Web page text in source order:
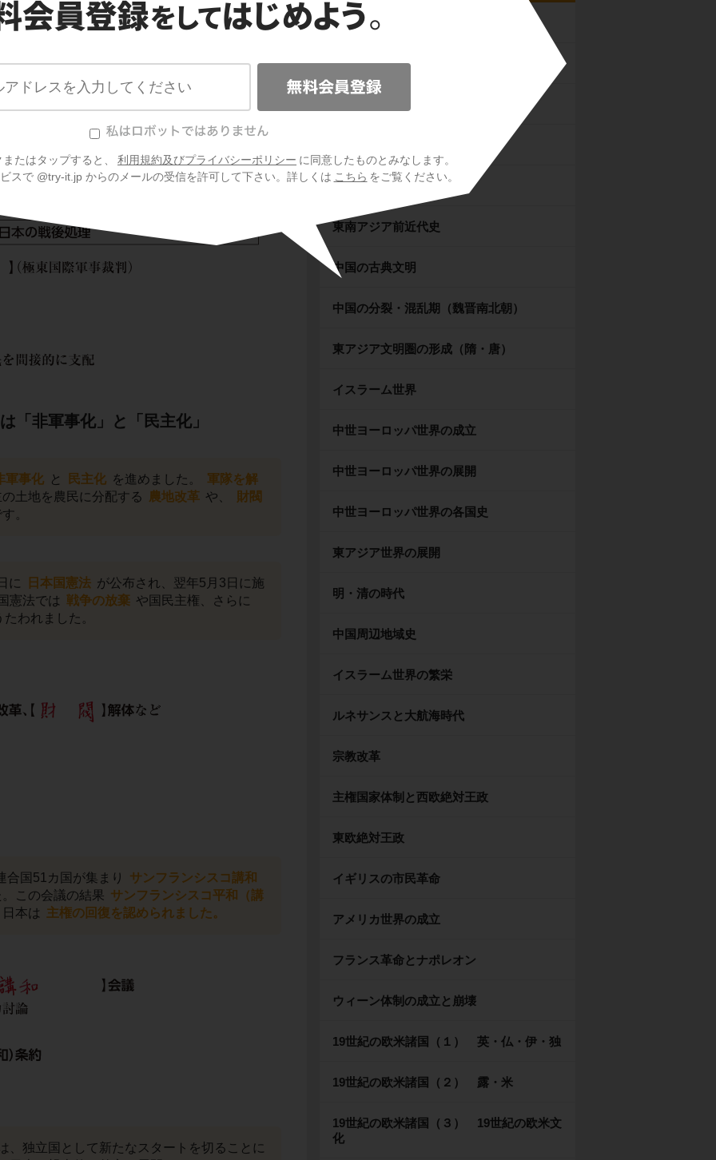
たはタップすると、 利用規約及びプライバシーポリシー に同意したものとみなします。
スで @try-it.jp からのメールの受信を許可して下さい。詳しくは こちら をご覧ください。
連合国軍総司令部（GHQ）によって占領され
・英・仏・ソの４カ国による 直接統治 が行
アメリカ１国
「非軍事化」と「民主化」
軍事化 と 民主化 を進めました。
軍隊を解
土地を農民に分配する
農地改革 や、
財閥
。
に 日本国憲法 が公布され、翌年5月3日に施
憲法では 戦争の放棄 や国民主権、さらに
われました。
合国51カ国が集まり
サンフランシスコ講和
この会議の結果 サンフランシスコ平和（講
本は 主権の回復を認められました。
、独立国として新たなスタートを切ることに
先史時代
古代オリエント
インドの古典文明
東南アジア前近代史
中国の古典文明
中国の分裂・混乱期（魏晋南北朝）
東アジア文明圏の形成（隋・唐）
イスラーム世界
中世ヨーロッパ世界の成立
中世ヨーロッパ世界の展開
中世ヨーロッパ世界の各国史
東アジア世界の展開
明・清の時代
中国周辺地域史
イスラーム世界の繁栄
ルネサンスと大航海時代
宗教改革
主権国家体制と西欧絶対王政
東欧絶対王政
イギリスの市民革命
アメリカ世界の成立
フランス革命とナポレオン
ウィーン体制の成立と崩壊
19世紀の欧米諸国（１） 英・仏・伊・独
19世紀の欧米諸国（２） 露・米
19世紀の欧米諸国（３） 19世紀の欧米文
化